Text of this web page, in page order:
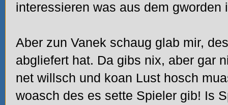
interessieren was aus dem gworden
Aber zun Vanek schaug glab mir,
abgliefert hat. Da gibs nix, aber gar
net willsch und koan Lust hosch
woasch des es sette Spieler gib! Is